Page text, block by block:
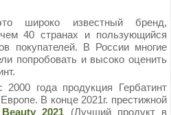
широко известный бренд,
40 странах и пользующийся
покупателей. В России многие
попробовать и высоко оценить
года продукция Гербатинт
В конце 2021г. престижной
2021 (Лучший продукт в